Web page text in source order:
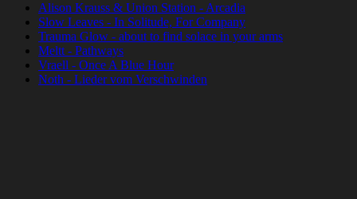
Alison Krauss & Union Station - Arcadia
Slow Leaves - In Solitude, For Company
Trauma Glow - about to find solace in your arms
Meltt - Pathways
Vraell - Once A Blue Hour
Noth - Lieder vom Verschwinden